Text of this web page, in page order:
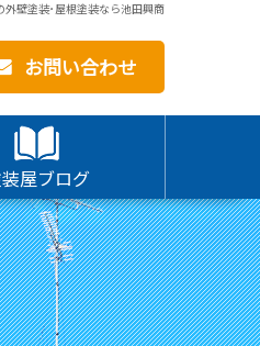
外壁塗装･屋根塗装なら池田興商
お問い合わせ
屋ブログ